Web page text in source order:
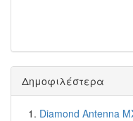
Δημοφιλέστερα
Diamond Antenna